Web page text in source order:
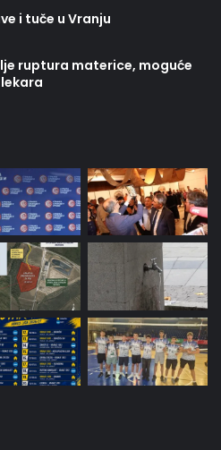
i tuče u Vranju
ruptura materice, moguće